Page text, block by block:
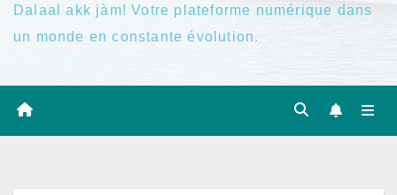
Dalaal akk jàm! Votre plateforme numérique dans
un monde en constante évolution.